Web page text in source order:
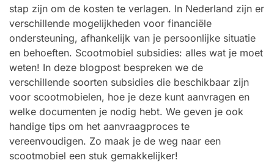
stap zijn om de kosten te verlagen. In Nederland zijn er
verschillende mogelijkheden voor financiële
ondersteuning, afhankelijk van je persoonlijke situatie
en behoeften. Scootmobiel subsidies: alles wat je moet
weten! In deze blogpost bespreken we de
verschillende soorten subsidies die beschikbaar zijn
voor scootmobielen, hoe je deze kunt aanvragen en
welke documenten je nodig hebt. We geven je ook
handige tips om het aanvraagproces te
vereenvoudigen. Zo maak je de weg naar een
scootmobiel een stuk gemakkelijker!